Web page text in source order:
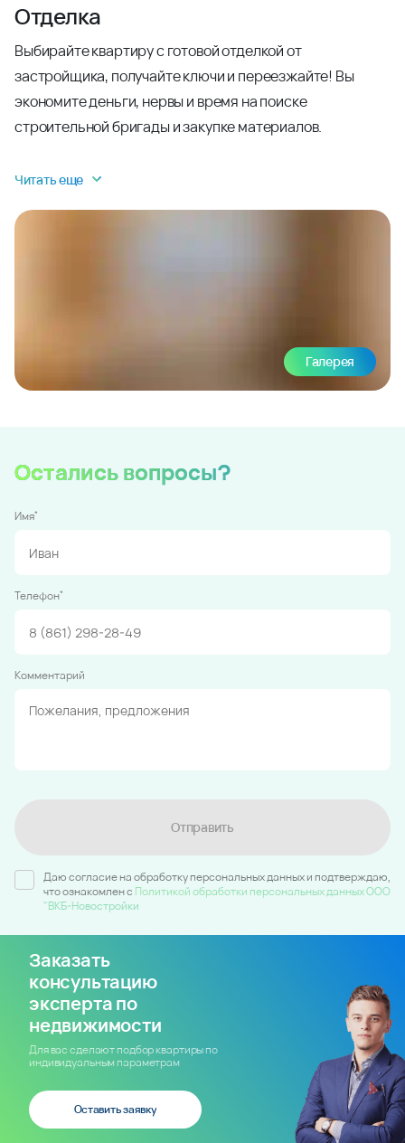
Отделка
Выбирайте квартиру с готовой отделкой от
застройщика, получайте ключи и переезжайте! Вы
экономите деньги, нервы и время на поиске
строительной бригады и закупке материалов.
Читать еще
Галерея
Остались вопросы?
Имя*
Телефон*
Комментарий
Отправить
Даю согласие на обработку персональных данных и подтверждаю,
что ознакомлен c Политикой обработки персональных данных ООО
"ВКБ-Новостройки
Заказать
консультацию
эксперта по
недвижимости
Для вас сделают подбор квартиры по
индивидуальным параметрам
Оставить заявку